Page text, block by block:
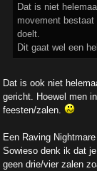
Dat is niet
movement
doelt.
Dit gaat wel een
Dat is ook niet
gericht. Hoewel men
feesten/zalen.
Een Raving
Sowieso denk ik dat
geen drie/vier zalen